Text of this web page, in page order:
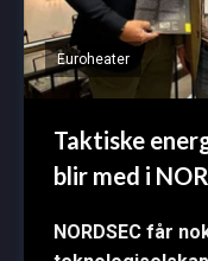
Euroheater
Taktiske
blir med i
NORDSEC får